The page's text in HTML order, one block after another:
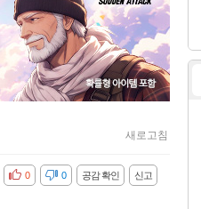
새로고침
신고
공감 확인
비공감 0
0